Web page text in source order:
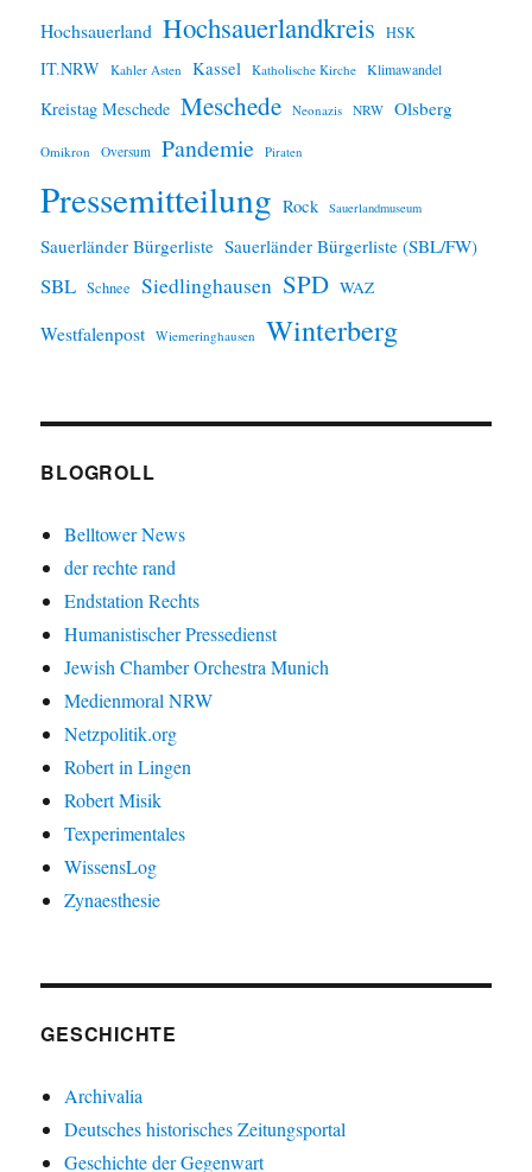
Hochsauerland Hochsauerlandkreis HSK
IT.NRW Kahler Asten Kassel Katholische Kirche Klimawandel
Kreistag Meschede Meschede Neonazis NRW Olsberg
Omikron Oversum Pandemie Piraten
Pressemitteilung Rock Sauerlandmuseum
Sauerländer Bürgerliste Sauerländer Bürgerliste (SBL/FW)
SBL Schnee Siedlinghausen SPD WAZ
Westfalenpost Wiemeringhausen Winterberg
BLOGROLL
Belltower News
der rechte rand
Endstation Rechts
Humanistischer Pressedienst
Jewish Chamber Orchestra Munich
Medienmoral NRW
Netzpolitik.org
Robert in Lingen
Robert Misik
Texperimentales
WissensLog
Zynaesthesie
GESCHICHTE
Archivalia
Deutsches historisches Zeitungsportal
Geschichte der Gegenwart